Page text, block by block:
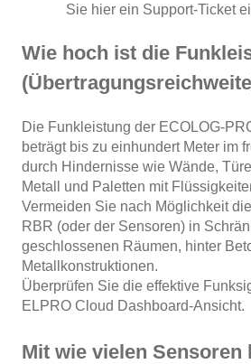
Sie hier ein Support-Ticket
Wie hoch ist die
Die Funkleistung der ECOLOG-
beträgt bis zu einhundert Meter im
durch Hindernisse wie Wände,
Metall und Paletten mit
Vermeiden Sie nach Möglichkeit
RBR (oder der Sensoren) in
geschlossenen Räumen, hinter
Metallkonstruktionen.
Überprüfen Sie die effektive
ELPRO Cloud Dashboard-Ansicht.
Mit wie vielen Sensoren